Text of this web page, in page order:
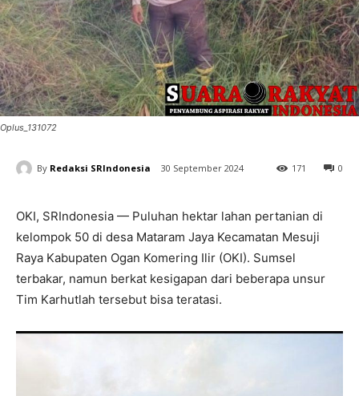
Oplus_131072
By Redaksi SRIndonesia 30 September 2024 0
171
OKI, SRIndonesia — Puluhan hektar lahan pertanian di
kelompok 50 di desa Mataram Jaya Kecamatan Mesuji
Raya Kabupaten Ogan Komering Ilir (OKI). Sumsel
terbakar, namun berkat kesigapan dari beberapa unsur
Tim Karhutlah tersebut bisa teratasi.